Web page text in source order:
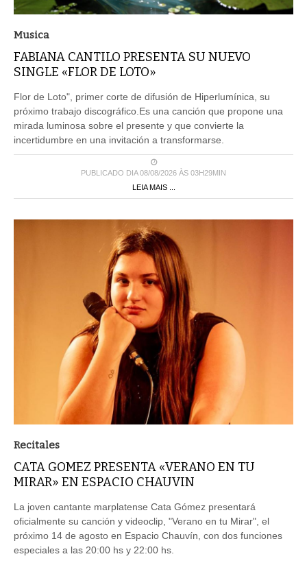
Musica
FABIANA CANTILO PRESENTA SU NUEVO
SINGLE «FLOR DE LOTO»
Flor de Loto", primer corte de difusión de Hiperlumínica, su
próximo trabajo discográfico.Es una canción que propone una
mirada luminosa sobre el presente y que convierte la
incertidumbre en una invitación a transformarse.
PUBLICADO DIA 08/08/2026 ÀS 03H29MIN
LEIA MAIS ...
Recitales
CATA GOMEZ PRESENTA «VERANO EN TU
MIRAR» EN ESPACIO CHAUVIN
La joven cantante marplatense Cata Gómez presentará
oficialmente su canción y videoclip, "Verano en tu Mirar", el
próximo 14 de agosto en Espacio Chauvín, con dos funciones
especiales a las 20:00 hs y 22:00 hs.